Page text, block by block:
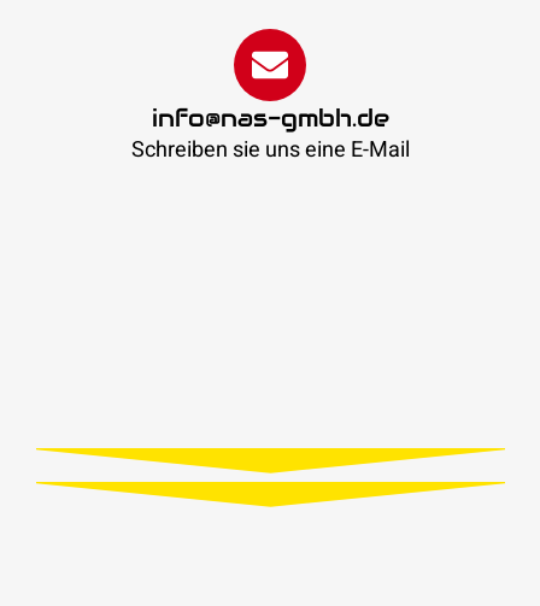
info@nas-gmbh.de
Schreiben sie uns eine E-Mail